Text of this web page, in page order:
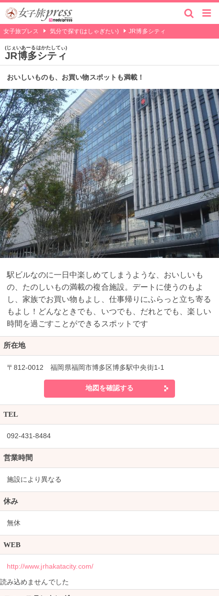
女子旅プレス 気分で探す(はしゃぎたい) JR博多シティ
JR博多シティ
じぇいあーるはかたしてぃ
おいしいものも、お買い物スポットも満載！
駅ビルなのに一日中楽しめてしまうような、おいしいも
の、たのしいもの満載の複合施設。デートに使うのもよ
し、家族でお買い物もよし、仕事帰りにふらっと立ち寄る
もよし！どんなときでも、いつでも、だれとでも、楽しい
時間を過ごすことができるスポットです
所在地
〒812-0012 福岡県福岡市博多区博多駅中央街1-1
地図を確認する
TEL
092-431-8484
営業時間
施設により異なる
休み
無休
WEB
http://www.jrhakatacity.com/
読み込めませんでした